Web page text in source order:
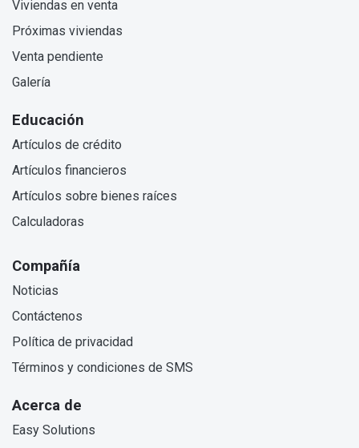
Viviendas en venta
Próximas viviendas
Venta pendiente
Galería
Educación
Artículos de crédito
Artículos financieros
Artículos sobre bienes raíces
Calculadoras
Compañía
Noticias
Contáctenos
Política de privacidad
Términos y condiciones de SMS
Acerca de
Easy Solutions